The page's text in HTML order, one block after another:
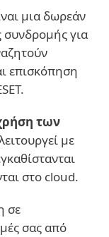
μια δωρεάν
συνδρομής για
επισκόπηση
των
με
στο cloud.
σε
σας από